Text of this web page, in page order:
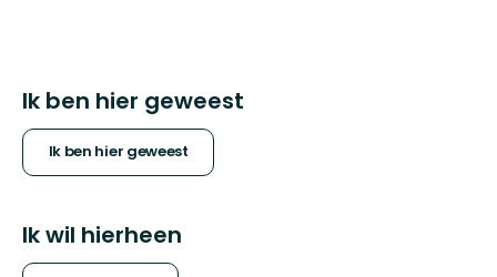
Ik ben hier geweest
Ik ben hier geweest
Ik wil hierheen